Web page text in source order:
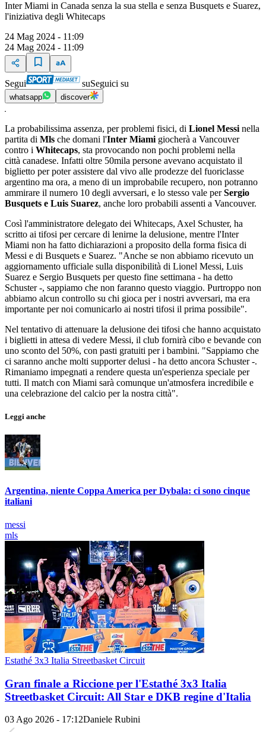
Inter Miami in Canada senza la sua stella e senza Busquets e Suarez,
l'iniziativa degli Whitecaps
24 Mag 2024 - 11:09
24 Mag 2024 - 11:09
Segui suSeguici su
whatsapp discover
La probabilissima assenza, per problemi fisici, di Lionel Messi nella
partita di Mls che domani l'Inter Miami giocherà a Vancouver
contro i Whitecaps, sta provocando non pochi problemi nella
città canadese. Infatti oltre 50mila persone avevano acquistato il
biglietto per poter assistere dal vivo alle prodezze del fuoriclasse
argentino ma ora, a meno di un improbabile recupero, non potranno
ammirare il numero 10 degli avversari, e lo stesso vale perSergio
Busquets e Luis Suarez, anche loro probabili assenti a Vancouver.
Così l'amministratore delegato dei Whitecaps, Axel Schuster, ha
scritto ai tifosi per cercare di lenirne la delusione, mentre l'Inter
Miami non ha fatto dichiarazioni a proposito della forma fisica di
Messi e di Busquets e Suarez. "Anche se non abbiamo ricevuto un
aggiornamento ufficiale sulla disponibilità di Lionel Messi, Luis
Suarez e Sergio Busquets per questo fine settimana - ha detto
Schuster -, sappiamo che non faranno questo viaggio. Purtroppo non
abbiamo alcun controllo su chi gioca per i nostri avversari, ma era
importante per noi comunicarlo ai nostri tifosi il prima possibile".
Nel tentativo di attenuare la delusione dei tifosi che hanno acquistato
i biglietti in attesa di vedere Messi, il club fornirà cibo e bevande con
uno sconto del 50%, con pasti gratuiti per i bambini. "Sappiamo che
ci saranno anche molti supporter delusi - ha detto ancora Schuster -.
Rimaniamo impegnati a rendere questa un'esperienza speciale per
tutti. Il match con Miami sarà comunque un'atmosfera incredibile e
una celebrazione del calcio per la nostra città".
Leggi anche
Argentina, niente Coppa America per Dybala: ci sono cinque
italiani
messi
mls
Estathé 3x3 Italia Streetbasket Circuit
Gran finale a Riccione per l'Estathé 3x3 Italia
Streetbasket Circuit: All Star e DKB regine d'Italia
03 Ago 2026 - 17:12Daniele Rubini